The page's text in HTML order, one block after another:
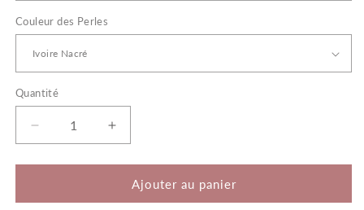
Couleur des Perles
Quantité
Quantité
Réduire
la
quantité
Paola
Augmenter
la
quantité
Paola
Ajouter au panier